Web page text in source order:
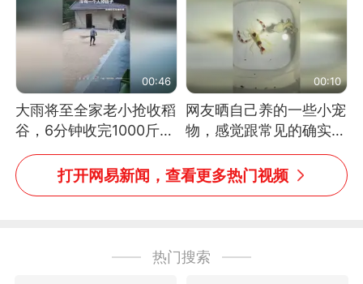
00:46
大雨将至全家老小抢收稻
谷，6分钟收完1000斤，
没有一个人掉链子
00:10
网友晒自己养的一些小宠
物，感觉跟常见的确实有
些不一样
打开网易新闻，查看更多热门视频
热门搜索